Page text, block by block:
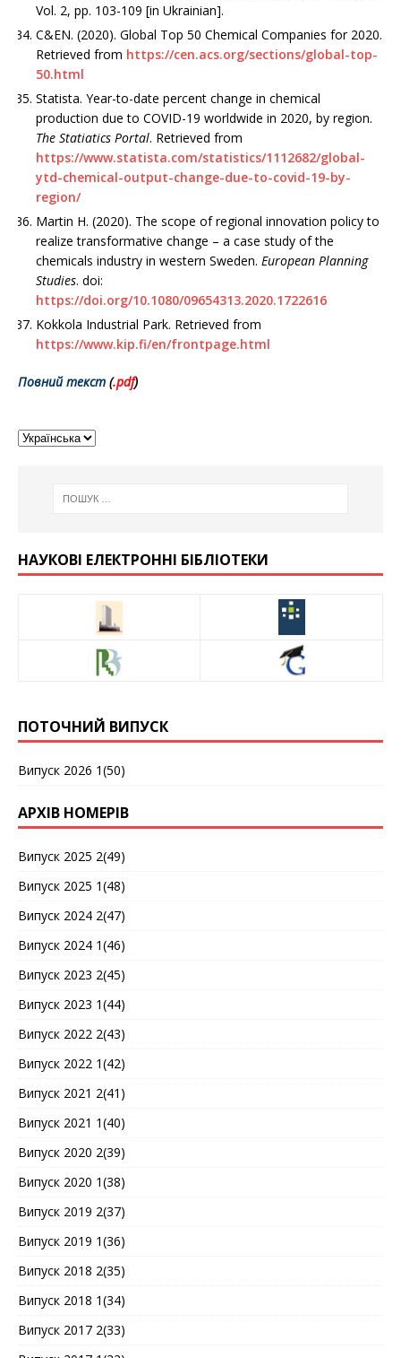
Vol. 2, pp. 103-109 [in Ukrainian].
C&EN. (2020). Global Top 50 Chemical Com­panies for 2020.
Retrieved from https://cen.acs.org/sections/global-top-
50.html
Statista. Year-to-date percent change in chemical
production due to COVID-19 worldwide in 2020, by region.
The Statiatics Portal. Retrieved from
https://www.statista.com/statistics/1112682/global-
ytd-chemical-output-change-due-to-covid-19-by-
region/
Martin H. (2020). The scope of regional innova­tion policy to
realize transformative change – a case study of the
chemicals industry in western Sweden. European Planning
Studies. doi:
https://doi.org/10.1080/09654313.2020.1722616
Kokkola Industrial Park. Retrieved from
https://www.kip.fi/en/frontpage.html
Повний текст (.pdf)
НАУКОВІ ЕЛЕКТРОННІ БІБЛІОТЕКИ
ПОТОЧНИЙ ВИПУСК
Випуск 2026 1(50)
АРХІВ НОМЕРІВ
Випуск 2025 2(49)
Випуск 2025 1(48)
Випуск 2024 2(47)
Випуск 2024 1(46)
Випуск 2023 2(45)
Випуск 2023 1(44)
Випуск 2022 2(43)
Випуск 2022 1(42)
Випуск 2021 2(41)
Випуск 2021 1(40)
Випуск 2020 2(39)
Випуск 2020 1(38)
Випуск 2019 2(37)
Випуск 2019 1(36)
Випуск 2018 2(35)
Випуск 2018 1(34)
Випуск 2017 2(33)